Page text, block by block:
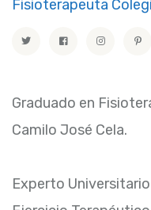
Fisioterapeuta
Graduado en
Camilo José Cela.
Experto